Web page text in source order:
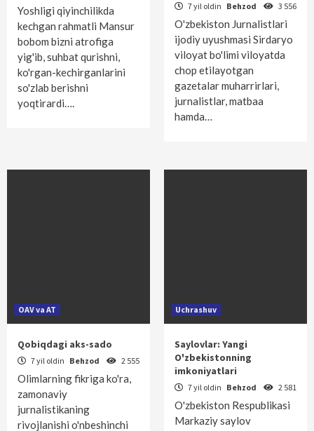
Yoshligi qiyinchilikda
kechgan rahmatli Mansur
bobom bizni atrofiga
yig'ib, suhbat qurishni,
ko'rgan-kechirganlarini
so'zlab berishni
yoqtirardi….
7 yil oldin Behzod 3 556
O'zbekiston Jurnalistlari
ijodiy uyushmasi Sirdaryo
viloyat bo'limi viloyatda
chop etilayotgan
gazetalar muharrirlari,
jurnalistlar, matbaa
hamda…
OAV va AT
Qobiqdagi aks-sado
7 yil oldin Behzod 2 555
Olimlarning fikriga ko'ra,
zamonaviy
jurnalistikaning
rivojlanishi o'nbeshinchi
Uchrashuv
Saylovlar: Yangi
O'zbekistonning
imkoniyatlari
7 yil oldin Behzod 2 581
O'zbekiston Respublikasi
Markaziy saylov